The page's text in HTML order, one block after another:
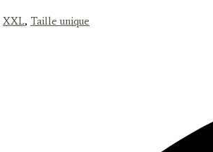
XXL, Taille unique